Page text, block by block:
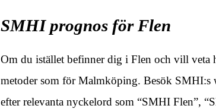
SMHI prognos för Flen
Om du istället befinner dig i Flen och vill veta
metoder som för Malmköping. Besök SMHI:s
efter relevanta nyckelord som “SMHI Flen”,